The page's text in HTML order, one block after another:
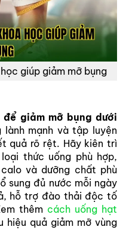
giúp giảm mỡ bụng
để giảm mỡ bụng dưới
mạnh và tập luyện
quả rõ rệt. Hãy kiên trì
thức uống phù hợp,
và dưỡng chất phù
sung đủ nước mỗi ngày
hỗ trợ đào thải độc tố
thêm cách uống hạt
quả giảm mỡ vùng